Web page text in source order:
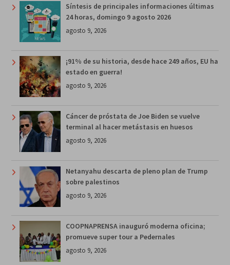
Síntesis de principales informaciones últimas
24 horas, domingo 9 agosto 2026
agosto 9, 2026
¡91% de su historia, desde hace 249 años, EU ha
estado en guerra!
agosto 9, 2026
Cáncer de próstata de Joe Biden se vuelve
terminal al hacer metástasis en huesos
agosto 9, 2026
Netanyahu descarta de pleno plan de Trump
sobre palestinos
agosto 9, 2026
COOPNAPRENSA inauguró moderna oficina;
promueve super tour a Pedernales
agosto 9, 2026